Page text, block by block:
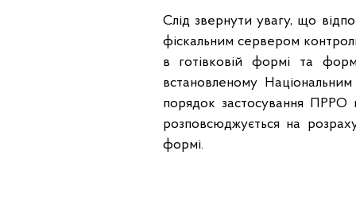
Слід звернути увагу, що
фіскальним сервером
в готівковій формі та
встановленому
порядок застосування
розповсюджується на
формі.